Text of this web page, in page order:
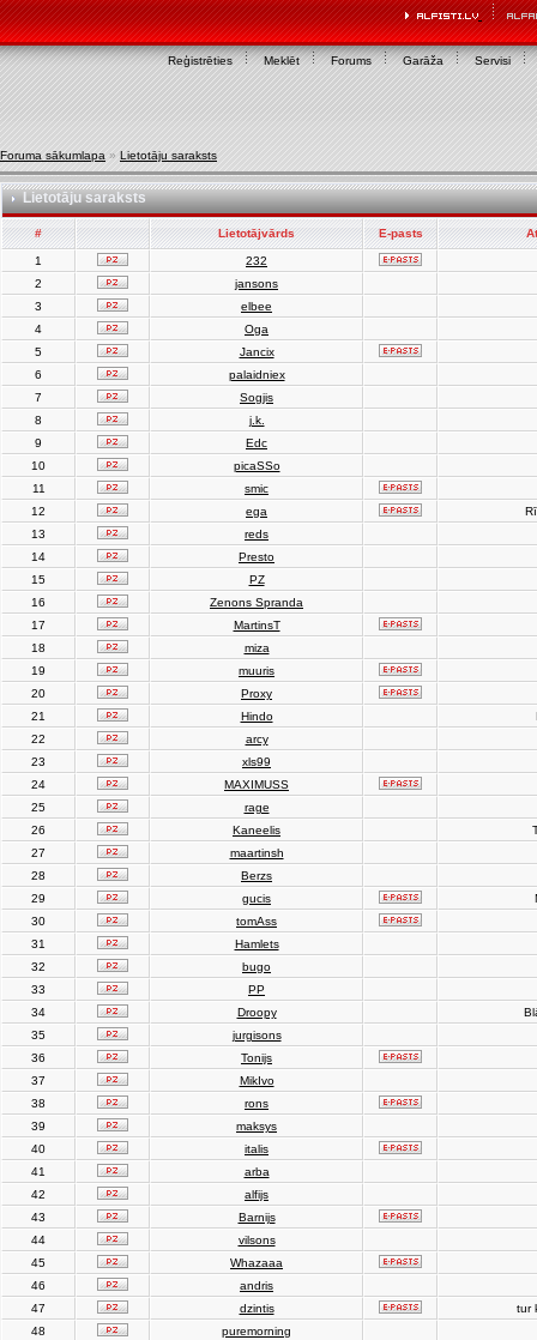
Reģistrēties Meklēt Forums Garāža Servisi
Foruma sākumlapa » Lietotāju saraksts
Lietotāju saraksts
# Lietotājvārds E-pasts
1
232
2
jansons
3
elbee
4
Oga
5
Jancix
6
palaidniex
7
Sogjis
8
j.k.
9
Edc
10
picaSSo
11
smic
12
ega
13
reds
14
Presto
15
PZ
16
Zenons Spranda
17
MartinsT
18
miza
19
muuris
20
Proxy
21
Hindo
22
arcy
23
xls99
24
MAXIMUSS
25
rage
26
Kaneelis
27
maartinsh
28
Berzs
29
gucis
30
tomAss
31
Hamlets
32
bugo
33
PP
34
Droopy
35
jurgisons
36
Tonijs
37
MikIvo
38
rons
39
maksys
40
italis
41
arba
42
alfijs
43
Barnijs
44
vilsons
45
Whazaaa
46
andris
47
dzintis
tur
48
puremorning